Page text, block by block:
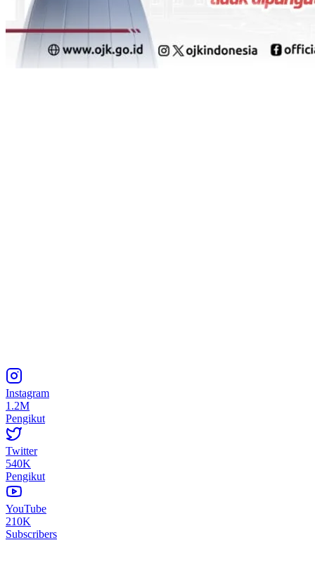
Instagram
1.2M
Pengikut
Twitter
540K
Pengikut
YouTube
210K
Subscribers